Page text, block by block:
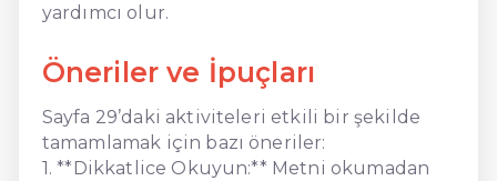
yardımcı olur.
Öneriler ve İpuçları
Sayfa 29’daki aktiviteleri etkili bir şekilde
tamamlamak için bazı öneriler:
1. **Dikkatlice Okuyun:** Metni okumadan